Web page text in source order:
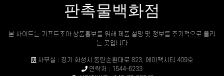
판촉물백화점
본 사이트는 기프트조아 상품홍보를 위해 제품 설명 및 정보를 주기적으로 올리
는 곳입니다
사무실 : 경기 화성시 동탄순환대로 823, 에이팩시티 409호
연락처 : 1544-6233